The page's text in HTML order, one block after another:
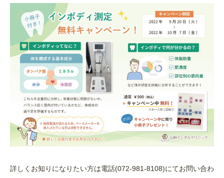
詳しくお知りになりたい方は電話(072-981-8108)にてお問い合わ